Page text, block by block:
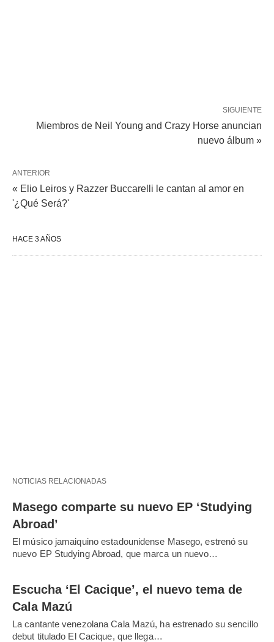
SIGUIENTE
Miembros de Neil Young and Crazy Horse anuncian
nuevo álbum »
ANTERIOR
« Elio Leiros y Razzer Buccarelli le cantan al amor en
'¿Qué Será?'
HACE 3 AÑOS
NOTICIAS RELACIONADAS
Masego comparte su nuevo EP ‘Studying
Abroad’
El músico jamaiquino estadounidense Masego, estrenó su
nuevo EP Studying Abroad, que marca un nuevo…
Escucha ‘El Cacique’, el nuevo tema de
Cala Mazú
La cantante venezolana Cala Mazú, ha estrenado su sencillo
debut titulado El Cacique, que llega…